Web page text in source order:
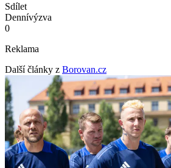
Sdílet
Dennívýzva
0
Reklama
Další články z Borovan.cz